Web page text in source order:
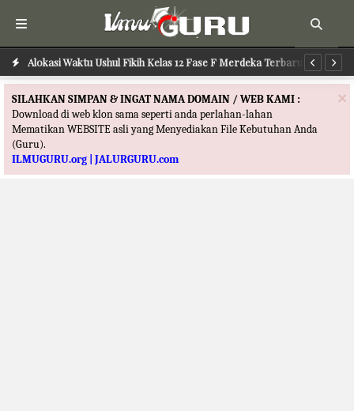
Alokasi Waktu Ushul Fikih Kelas 12 Fase F Merdeka Terbaru
Alokasi Waktu Ilmu Tafsir Kelas 12 Fase F Merdeka Terbaru
×
SILAHKAN SIMPAN & INGAT NAMA DOMAIN / WEB KAMI :
Download di web klon sama seperti anda perlahan-lahan
Mematikan WEBSITE asli yang Menyediakan File Kebutuhan Anda
(Guru).
ILMUGURU.org | JALURGURU.com